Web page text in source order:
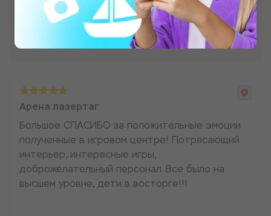
Арена лазертаг
Большое СПАСИБО за положительные эмоции
полученные в игровом центре! Потрясающий
интерьер, интересные игры,
доброжелательный персонал. Все было на
высшем уровне, дети в восторге!!!